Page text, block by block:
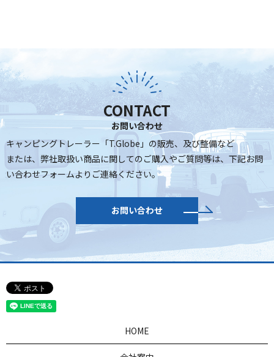
CONTACT
お問い合わせ
キャンピングトレーラー「T.Globe」の販売、及び整備など
または、弊社取扱い商品に関してのご購入やご質問等は、 下記お問
い合わせフォームよりご連絡ください。
お問い合わせ
HOME